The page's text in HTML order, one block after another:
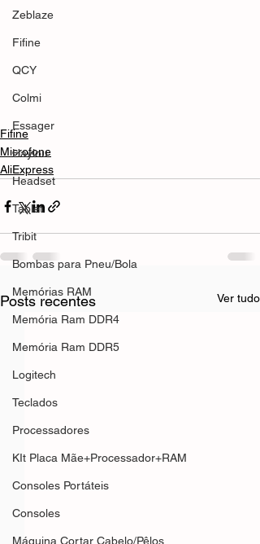
Zeblaze
Fifine
QCY
Colmi
Essager
Haylou
Headset
Tablet
Tribit
Bombas para Pneu/Bola
Memórias RAM
Memória Ram DDR4
Memória Ram DDR5
Logitech
Teclados
Processadores
KIt Placa Mãe+Processador+RAM
Consoles Portáteis
Consoles
Máquina Cortar Cabelo/Pêlos
Fifine
Microfone
AliExpress
Posts recentes Ver tudo